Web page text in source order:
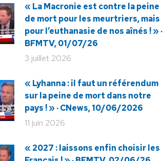
« La Macronie est contre la peine
de mort pour les meurtriers, mais
pour l’euthanasie de nos aînés ! » ·
BFMTV, 01/07/26
3 juillet 2026
« Lyhanna : il faut un référendum
sur la peine de mort dans notre
pays ! » · CNews, 10/06/2026
11 juin 2026
« 2027 : laissons enfin choisir les